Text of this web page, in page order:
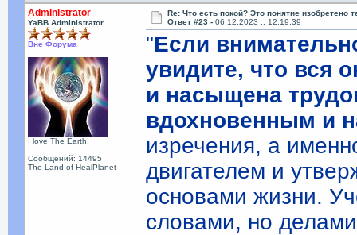
Administrator
YaBB Administrator
Вне Форума
I love The Earth!
Сообщений: 14495
The Land of HealPlanet
Re: Что есть покой? Это понятие изобретено
Ответ #23 -06.12.2023 :: 12:19:39
"Если
увидите, что вся
и насыщена
вдохновенным и
изречения, а
двигателем и
основами жизни.
словами, но